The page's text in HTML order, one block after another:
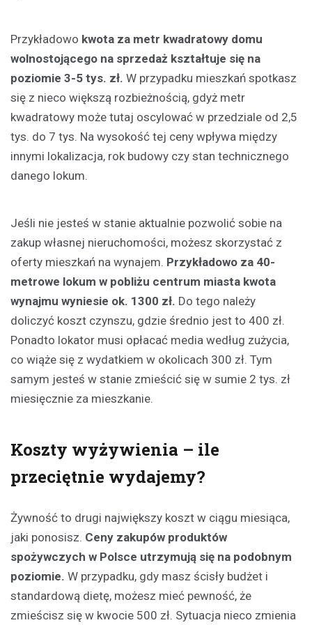
Przykładowo kwota za metr kwadratowy domu
wolnostojącego na sprzedaż kształtuje się na
poziomie 3-5 tys. zł. W przypadku mieszkań spotkasz
się z nieco większą rozbieżnością, gdyż metr
kwadratowy może tutaj oscylować w przedziale od 2,5
tys. do 7 tys. Na wysokość tej ceny wpływa między
innymi lokalizacja, rok budowy czy stan technicznego
danego lokum.
Jeśli nie jesteś w stanie aktualnie pozwolić sobie na
zakup własnej nieruchomości, możesz skorzystać z
oferty mieszkań na wynajem. Przykładowo za 40-
metrowe lokum w pobliżu centrum miasta kwota
wynajmu wyniesie ok. 1300 zł. Do tego należy
doliczyć koszt czynszu, gdzie średnio jest to 400 zł.
Ponadto lokator musi opłacać media według zużycia,
co wiąże się z wydatkiem w okolicach 300 zł. Tym
samym jesteś w stanie zmieścić się w sumie 2 tys. zł
miesięcznie za mieszkanie.
Koszty wyżywienia – ile
przeciętnie wydajemy?
Żywność to drugi największy koszt w ciągu miesiąca,
jaki ponosisz. Ceny zakupów produktów
spożywczych w Polsce utrzymują się na podobnym
poziomie. W przypadku, gdy masz ścisły budżet i
standardową dietę, możesz mieć pewność, że
zmieścisz się w kwocie 500 zł. Sytuacja nieco zmienia